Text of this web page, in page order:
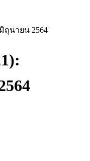
ถุนายน 2564